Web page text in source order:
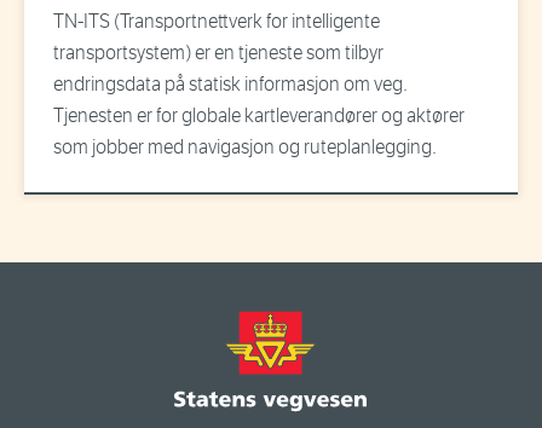
TN-ITS (Transportnettverk for intelligente
transportsystem) er en tjeneste som tilbyr
endringsdata på statisk informasjon om veg.
Tjenesten er for globale kartleverandører og aktører
som jobber med navigasjon og ruteplanlegging.